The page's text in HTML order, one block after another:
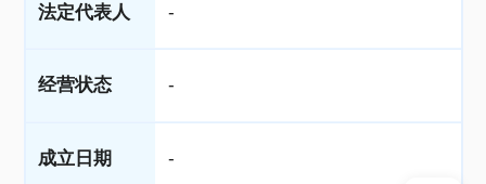
法定代表人 -
经营状态 -
成立日期 -